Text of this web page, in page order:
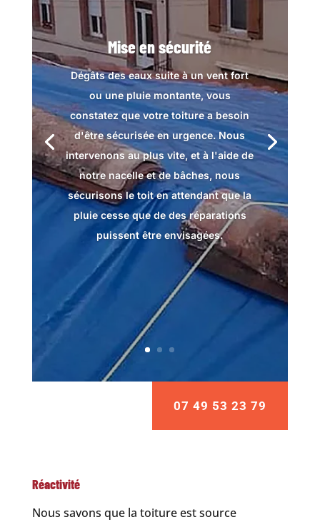
Mise en sécurité
Dégâts des eaux suite à un vent fort
ou une pluie montante, vous
constatez que votre toiture a besoin
d'être sécurisée en urgence. Nous
intervenons au plus vite, et à l'aide de
notre nacelle et de bâches, nous
sécurisons le toit en attendant que la
pluie cesse que de des réparations
puissent être envisagées.
07 49 53 23 79
Réactivité
Nous savons que la toiture est source